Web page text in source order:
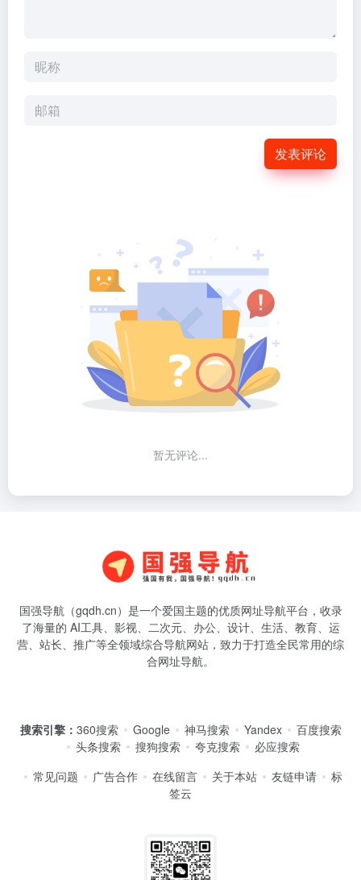
发表评论
暂无评论...
国强导航（gqdh.cn）是一个爱国主题的优质网址导航平台，收录
了海量的 AI工具、影视、二次元、办公、设计、生活、教育、运
营、站长、推广等全领域综合导航网站，致力于打造全民常用的综
合网址导航。
搜索引擎： 360搜索 Google 神马搜索 Yandex
百度搜索
头条搜索
搜狗搜索 夸克搜索
必应搜索
常见问题
广告合作 在线留言 关于本站 友链申请
标
签云